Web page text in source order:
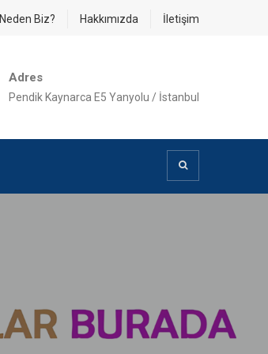
Neden Biz? Hakkımızda İletişim
Adres
Pendik Kaynarca E5 Yanyolu / İstanbul